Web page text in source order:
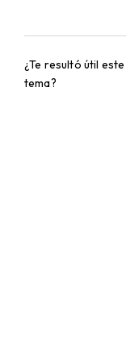
¿Te resultó útil este
tema?